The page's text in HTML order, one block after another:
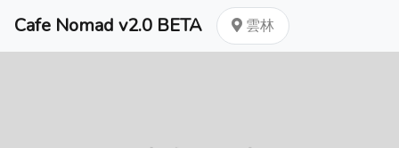
Cafe Nomad v2.0 BETA 雲林